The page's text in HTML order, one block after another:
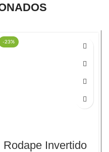
-23%
Rodape Invertido